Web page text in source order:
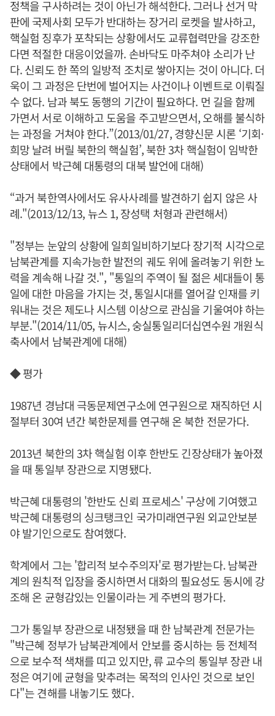
정책을 구사하려는 것이 아닌가 해석한다. 그러나 선거 막
판에 국제사회 모두가 반대하는 장거리 로켓을 발사하고,
핵실험 징후가 포착되는 상황에서도 교류협력만을 강조한
다면 적절한 대응이었을까. 손바닥도 마주쳐야 소리가 난
다. 신뢰도 한 쪽의 일방적 조치로 쌓아지는 것이 아니다. 더
욱이 그 과정은 단번에 벌어지는 사건이나 이벤트로 이뤄질
수 없다. 남과 북도 동행의 기간이 필요하다. 먼 길을 함께
가면서 서로 이해하고 도움을 주고받으면서, 오해를 불식하
는 과정을 거쳐야 한다.”(2013/01/27, 경향신문 시론 ‘기회·
희망 날려 버릴 북한의 핵실험’, 북한 3차 핵실험이 임박한
상태에서 박근혜 대통령의 대북 발언에 대해)
“과거 북한역사에서도 유사사례를 발견하기 쉽지 않은 사
례."(2013/12/13, 뉴스 1, 장성택 처형과 관련해서)
"정부는 눈앞의 상황에 일희일비하기보다 장기적 시각으로
남북관계를 지속가능한 발전의 궤도 위에 올려놓기 위한 노
력을 계속해 나갈 것.", "통일의 주역이 될 젊은 세대들이 통
일에 대한 마음을 가지는 것, 통일시대를 열어갈 인재를 키
워내는 것은 제도나 시스템 이상으로 관심을 기울여야 하는
부분."(2014/11/05, 뉴시스, 숭실통일리더십연수원 개원식
축사에서 남북관계에 대해)
◆ 평가
1987년 경남대 극동문제연구소에 연구원으로 재직하던 시
절부터 30여 년간 북한문제를 연구해 온 북한 전문가다.
2013년 북한의 3차 핵실험 이후 한반도 긴장상태가 높아졌
을 때 통일부 장관으로 지명됐다.
박근혜 대통령의 '한반도 신뢰 프로세스' 구상에 기여했고
박근혜 대통령의 싱크탱크인 국가미래연구원 외교안보분
야 발기인으로도 참여했다.
학계에서 그는 '합리적 보수주의자'로 평가받는다. 남북관
계의 원칙적 입장을 중시하면서 대화의 필요성도 동시에 강
조해 온 균형감있는 인물이라는 게 주변의 평가다.
그가 통일부 장관으로 내정됐을 때 한 남북관계 전문가는
"박근혜 정부가 남북관계에서 안보를 중시하는 등 전체적
으로 보수적 색채를 띠고 있지만, 류 교수의 통일부 장관 내
정은 여기에 균형을 맞추려는 목적의 인사인 것으로 보인
다"는 견해를 내놓기도 했다.